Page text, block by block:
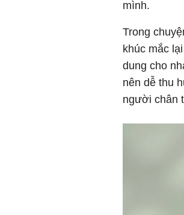
mình.
Trong
khúc mắc
dung cho
nên dễ thu
người chân